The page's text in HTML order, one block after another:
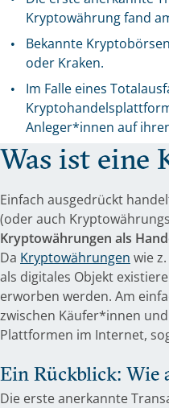
Kryptowährung fand
Bekannte
oder Kraken.
Im Falle eines
Anleger*innen auf
Was ist eine
Einfach ausgedrückt
(oder auch
Kryptowährungen als
Da Kryptowährungen wie
als digitales Objekt
erworben werden. Am
zwischen Käufer*innen
Plattformen im Internet,
Ein Rückblick: Wie
Die erste anerkannte